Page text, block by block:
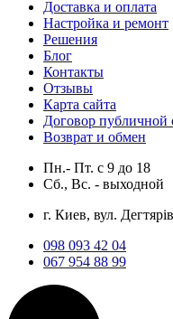
Доставка и оплата
Настройка и ремонт
Решения
Блог
Контакты
Отзывы
Карта сайта
Договор публичной
Возврат и обмен
Пн.- Пт. с 9 до 18
Сб., Вс. - выходной
г. Киев, вул.
098 093 42 04
067 954 88 99